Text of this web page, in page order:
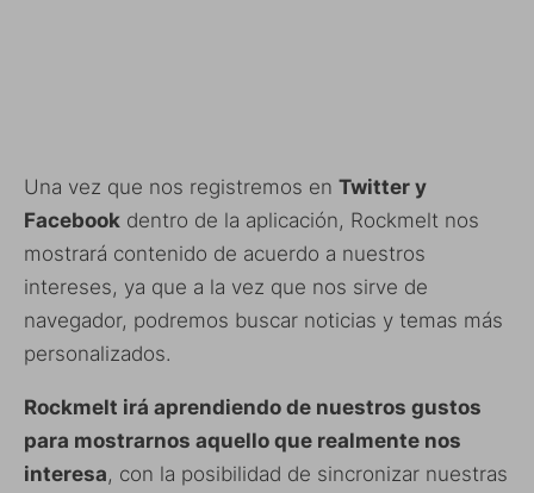
Una vez que nos registremos en Twitter y
Facebook dentro de la aplicación, Rockmelt nos
mostrará contenido de acuerdo a nuestros
intereses, ya que a la vez que nos sirve de
navegador, podremos buscar noticias y temas más
personalizados.
Rockmelt irá aprendiendo de nuestros gustos
para mostrarnos aquello que realmente nos
interesa, con la posibilidad de sincronizar nuestras